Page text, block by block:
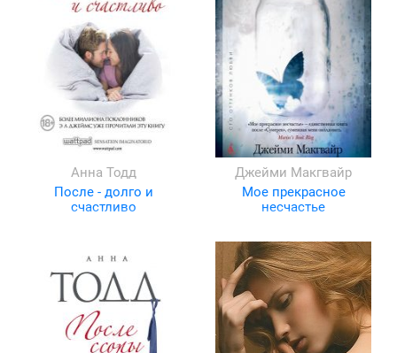
Анна Тодд
После - долго и
счастливо
Джейми Макгвайр
Мое прекрасное
несчастье